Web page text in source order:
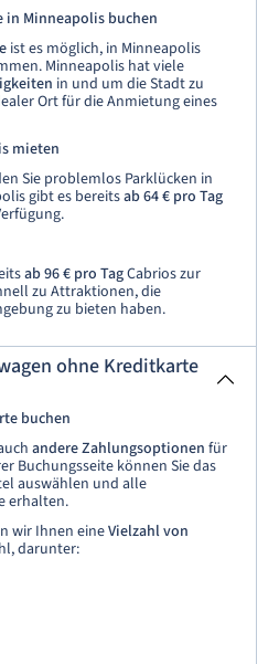
in Minneapolis buchen
ist es möglich, in Minneapolis
Minneapolis hat viele
in und um die Stadt zu
Ort für die Anmietung eines
mieten
Sie problemlos Parklücken in
gibt es bereitsab 64 € pro Tag
ab 96 € pro TagCabrios zur
zu Attraktionen, die
zu bieten haben.
ohne Kreditkarte
buchen
andere Zahlungsoptionen für
Buchungsseite können Sie das
auswählen und alle
erhalten.
wir Ihnen eineVielzahl von
darunter: